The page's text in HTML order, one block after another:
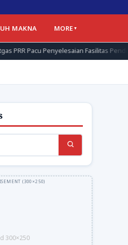
MAKNA MORE
Fasilitas Pendukung Huntap di Aceh
300×250